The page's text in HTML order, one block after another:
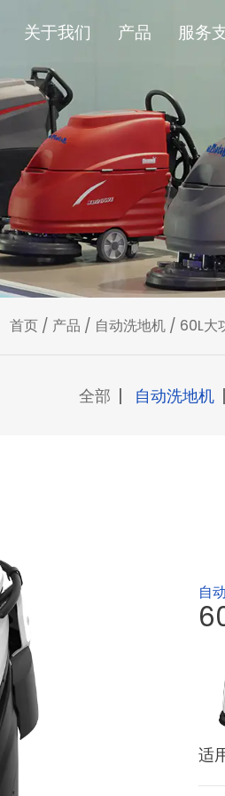
关于我们 产品 服务
首页/ 产品 / 自动洗地机/ 60L大
全部 自动洗地机
自
适